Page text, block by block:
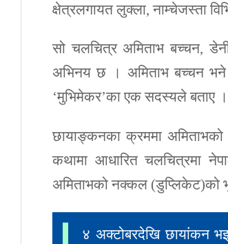
क्षेत्रलगायत लुक्ला, नाम्चेजस्ता
सो चलचित्र अमिताभ बच्चन,
अभिनय छ । अमिताभ बच्चन
‘मुभिमेकर’का एक सदस्यले बताए ।
छायाङ्कनका क्रममा
कथामा आधारित चलचित्रमा
अमिताभको नक्कल (डुप्लिकेट)को
४ अक्टोबरदेखि छायांकन